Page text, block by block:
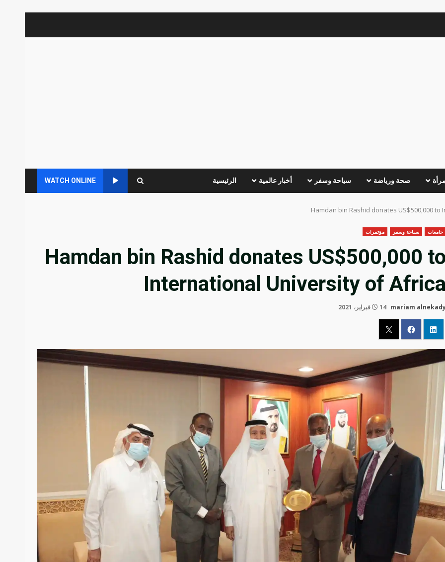
صحة ورياضة سياحة وسفر أخبار عالمية الرئيسية WATCH ONLINE
Hamdan bin Rashid donates US$500,000
جامعات سياحة وسفر مؤتمرات
Hamdan bin Rashid donates US$500,000 to
International University of Africa
mariam 14 فبراير، 2021